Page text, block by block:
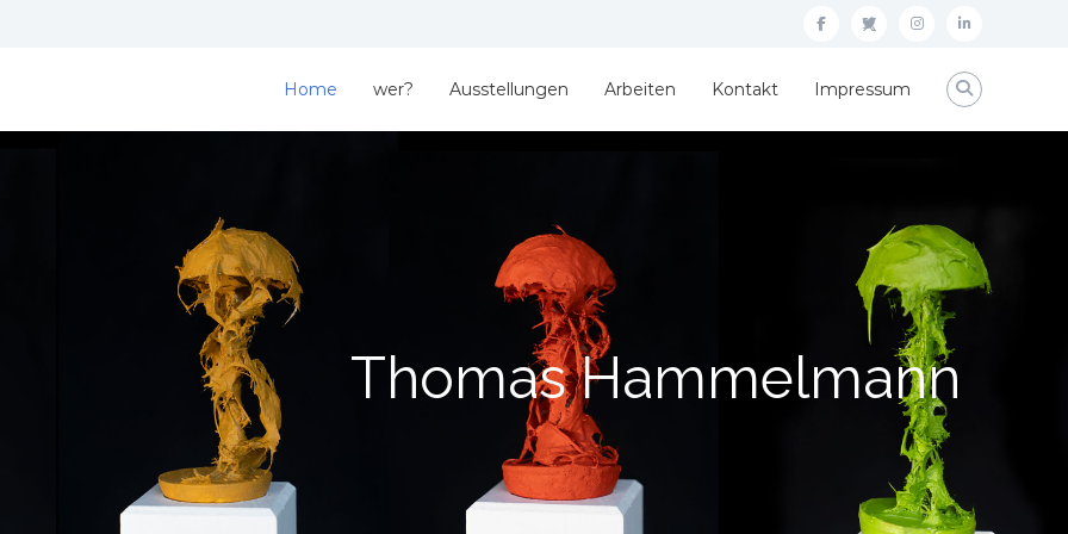
facebooktwitterinstagram
linkedin
Home wer? Ausstellungen Arbeiten Kontakt Impressum
Thomas Hammelmann